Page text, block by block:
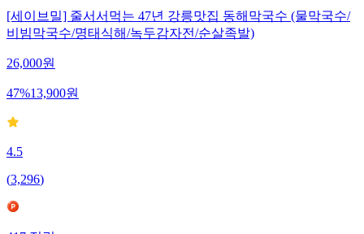
[세이브밀] 줄서서먹는 47년 강릉맛집 동해막국수 (물막국수/
비빔막국수/명태식해/녹두감자전/순살족발)
26,000원
47%13,900원
4.5
(3,296)